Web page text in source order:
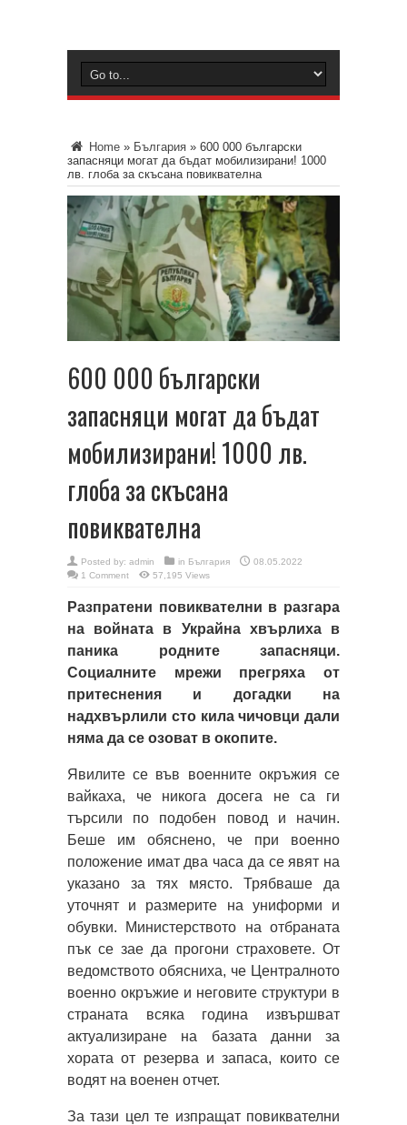
Home » България » 600 000 български
запасняци могат да бъдат мобилизирани! 1000
лв. глоба за скъсана повиквателна
600 000 български
запасняци могат да бъдат
мобилизирани! 1000 лв.
глоба за скъсана
повиквателна
Posted by: admin in България
08.05.2022
1 Comment
57,195 Views
Разпратени повиквателни в разгара
на войната в Украйна хвърлиха в
паника родните запасняци.
Социалните мрежи прегряха от
притеснения и догадки на
надхвърлили сто кила чичовци дали
няма да се озоват в окопите.
Явилите се във военните окръжия се
вайкаха, че никога досега не са ги
търсили по подобен повод и начин.
Беше им обяснено, че при военно
положение имат два часа да се явят на
указано за тях място. Трябваше да
уточнят и размерите на униформи и
обувки. Министерството на отбраната
пък се зае да прогони страховете. От
ведомството обясниха, че Централното
военно окръжие и неговите структури в
страната всяка година извършват
актуализиране на базата данни за
хората от резерва и запаса, които се
водят на военен отчет.
За тази цел те изпращат повиквателни